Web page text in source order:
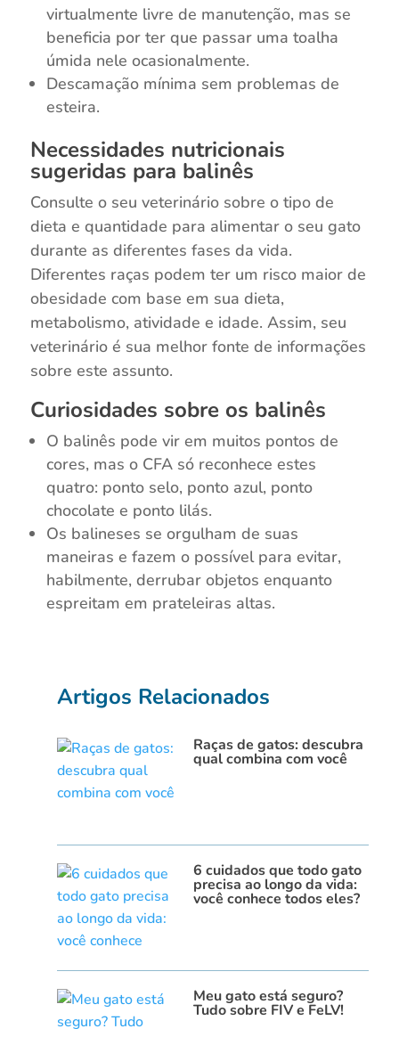
virtualmente livre de manutenção, mas se
beneficia por ter que passar uma toalha
úmida nele ocasionalmente.
Descamação mínima sem problemas de
esteira.
Necessidades nutricionais
sugeridas para balinês
Consulte o seu veterinário sobre o tipo de
dieta e quantidade para alimentar o seu gato
durante as diferentes fases da vida.
Diferentes raças podem ter um risco maior de
obesidade com base em sua dieta,
metabolismo, atividade e idade. Assim, seu
veterinário é sua melhor fonte de informações
sobre este assunto.
Curiosidades sobre os balinês
O balinês pode vir em muitos pontos de
cores, mas o CFA só reconhece estes
quatro: ponto selo, ponto azul, ponto
chocolate e ponto lilás.
Os balineses se orgulham de suas
maneiras e fazem o possível para evitar,
habilmente, derrubar objetos enquanto
espreitam em prateleiras altas.
Artigos Relacionados
Raças de gatos: descubra
qual combina com você
6 cuidados que todo gato
precisa ao longo da vida:
você conhece todos eles?
Meu gato está seguro?
Tudo sobre FIV e FeLV!